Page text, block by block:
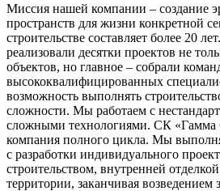
Миссия нашей компании – создание
пространств для жизни конкретной
строительстве составляет более 20
реализовали десятки проектов не
объектов, но главное – собрали
высококвалифицированных
возможность выполнять
сложности. Мы работаем с
сложными технологиями. СК «Гамма
компания полного цикла. Мы
с разработки индивидуального
строительством, внутренней
территории, заканчивая возведением